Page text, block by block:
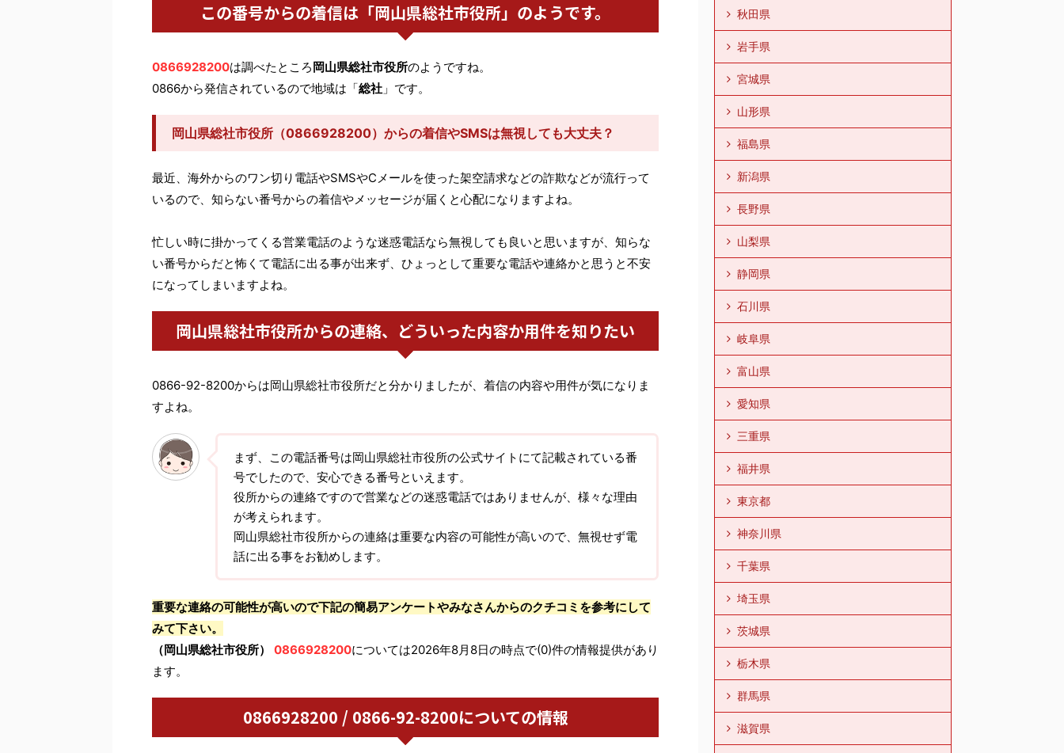
この番号からの着信は「岡山県総社市役所」のようです。
0866928200は調べたところ 岡山県総社市役所のようですね。
0866から発信されているので地域は「総社 」です。
岡山県総社市役所（0866928200）からの着信やSMSは無視しても大丈夫？
最近、海外からのワン切り電話やSMSやCメールを使った架空請求などの詐欺などが流行って
いるので、知らない番号からの着信やメッセージが届くと心配になりますよね。
忙しい時に掛かってくる営業電話のような迷惑電話なら無視しても良いと思いますが、知らな
い番号からだと怖くて電話に出る事が出来ず、ひょっとして重要な電話や連絡かと思うと不安
になってしまいますよね。
岡山県総社市役所からの連絡、どういった内容か用件を知りたい
0866-92-8200からは岡山県総社市役所だと分かりましたが、着信の内容や用件が気になりま
すよね。
まず、この電話番号は岡山県総社市役所の公式サイトにて記載されている番
号でしたので、安心できる番号といえます。
役所からの連絡ですので営業などの迷惑電話ではありませんが、様々な理由
が考えられます。
岡山県総社市役所からの連絡は重要な内容の可能性が高いので、無視せず電
話に出る事をお勧めします。
重要な連絡の可能性が高いので下記の簡易アンケートやみなさんからのクチコミを参考にして
みて下さい。
（岡山県総社市役所）
0866928200については2026年8月8日の時点で(0)件の情報提供があり
ます。
0866928200 / 0866-92-8200についての情報
秋田県
岩手県
宮城県
山形県
福島県
新潟県
長野県
山梨県
静岡県
石川県
岐阜県
富山県
愛知県
三重県
福井県
東京都
神奈川県
千葉県
埼玉県
茨城県
栃木県
群馬県
滋賀県